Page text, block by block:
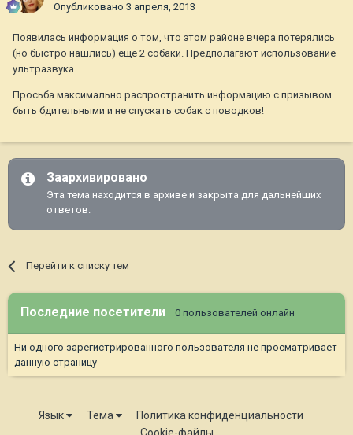
Опубликовано 3 апреля, 2013
Появилась информация о том, что этом районе вчера потерялись
(но быстро нашлись) еще 2 собаки. Предполагают использование
ультразвука.
Просьба максимально распространить информацию с призывом
быть бдительными и не спускать собак с поводков!
Заархивировано
Эта тема находится в архиве и закрыта для дальнейших
ответов.
Перейти к списку тем
Последние посетители 0 пользователей онлайн
Ни одного зарегистрированного пользователя не просматривает
данную страницу
Язык Тема
Политика конфиденциальности
Cookie-файлы